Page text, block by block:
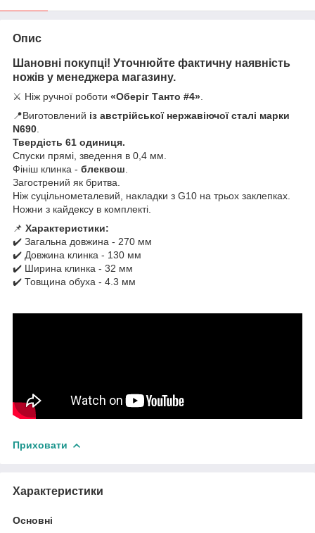
Опис
Шановні покупці! Уточнюйте фактичну наявність
ножів у менеджера магазину.
⚔️ Ніж ручної роботи «Оберіг Танто #4»
📍Виготовлений із австрійської нержавіючої сталі марки
N690
Твердість 61 одиниця.
Спуски прямі, зведення в 0,4 мм.
Фініш клинка - блеквош
Загострений як бритва.
Ніж суцільнометалевий, накладки з G10 на трьох заклепках.
Ножни з кайдексу в комплекті.
📌 Характеристики:
✔️ Загальна довжина - 270 мм
✔️ Довжина клинка - 130 мм
✔️ Ширина клинка - 32 мм
✔️ Товщина обуха - 4.3 мм
Приховати
Характеристики
Основні